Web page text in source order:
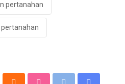
pertanahan
pertanahan